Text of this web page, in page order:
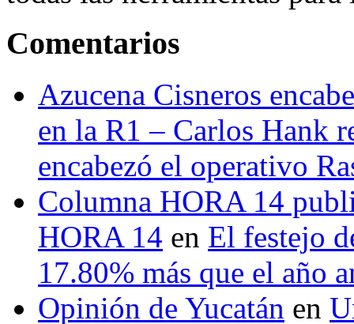
Comentarios
Azucena Cisneros
en la R1 – Carlos Hank
encabezó el operativo
Columna HORA 14
HORA 14 en El festejo
17.80% más que el año
Opinión de Yucatán en